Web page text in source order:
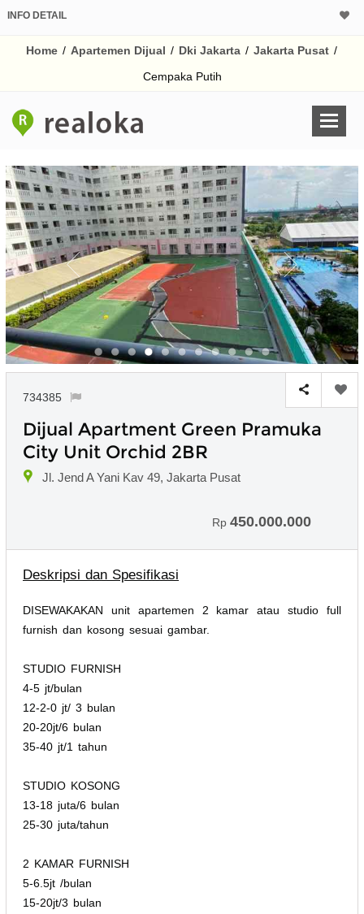
INFO DETAIL
Home / Apartemen Dijual / Dki Jakarta / Jakarta Pusat /
Cempaka Putih
734385
Dijual Apartment Green Pramuka
City Unit Orchid 2BR
Jl. Jend A Yani Kav 49, Jakarta Pusat
Rp 450.000.000
Deskripsi dan Spesifikasi
DISEWAKAKAN unit apartemen 2 kamar atau studio full
furnish dan kosong sesuai gambar.
STUDIO FURNISH
4-5 jt/bulan
12-2-0 jt/ 3 bulan
20-20jt/6 bulan
35-40 jt/1 tahun
STUDIO KOSONG
13-18 juta/6 bulan
25-30 juta/tahun
2 KAMAR FURNISH
5-6.5jt /bulan
15-20jt/3 bulan
Harga Rp
% /th
Untuk hasil simulasi
pada kotak-
Simpan